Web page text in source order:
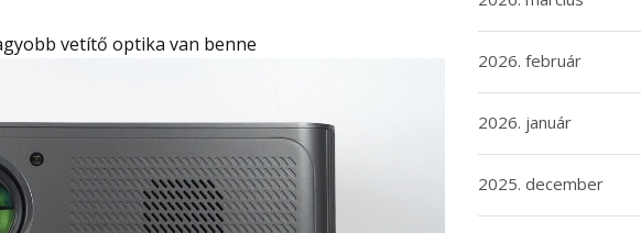
vetítő optika van benne
2026. február
2026. január
2025. december